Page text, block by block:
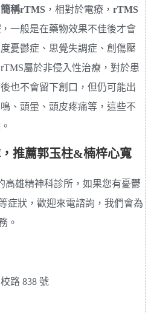
簡稱rTMS ，相對於電療，rTMS
，一般是在藥物效果不佳後才會
憂鬱症、思覺失調症、創傷壓
屬於非侵入性治療，對於患
也不會留下創口，但仍可能出
、頭暈、頭皮疼痛等，這些不
推薦郭玉柱&楠梓心寬
高雄精神科診所，如果您有憂鬱
症狀，歡迎來電諮詢，我們會為
。
路 838 號